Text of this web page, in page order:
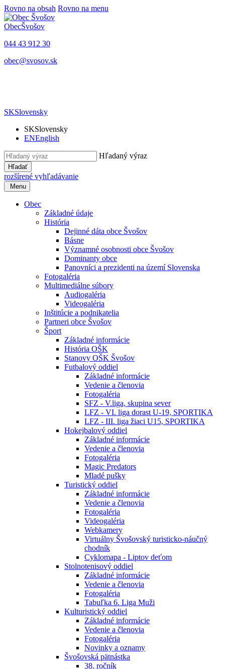
Rovno na obsah Rovno na menu
ObecŠvošov
044 43 912 30
obec@svosov.sk
SKSlovensky
SKSlovensky
ENEnglish
Hľadaný výraz
Hľadať
rozšírené vyhľadávanie
Menu
Obec
Základné údaje
História
Dejinné dáta obce Švošov
Básne
Významné osobnosti obce Švošov
Dominanty obce
Panovníci a prezidenti na území Slovenska
Fotogaléria
Multimediálne súbory
Audiogaléria
Videogaléria
Inštitúcie a podnikatelia
Partneri obce Švošov
Šport
Základné informácie
História OŠK
Stanovy OŠK Švošov
Futbalový oddiel
Základné informácie
Vedenie a členovia
Fotogaléria
SFZ - V.liga, skupina sever
LFZ - VI. liga dorast U-19, SPORTIKA
LFZ - III. liga žiaci U15, SPORTIKA
Hokejbalový oddiel
Základné informácie
Vedenie a členovia
Fotogaléria
Magic Predators
Mladé pušky
Turistický oddiel
Základné informácie
Vedenie a členovia
Fotogaléria
Videogaléria
Webkamery
Virtuálny Švošovský turisticko-náučný
chodník
Cyklomapa - Liptov deťom
Stolnotenisový oddiel
Základné informácie
Vedenie a členovia
Fotogaléria
Tabuľka 6. Liga Muži
Kulturistický oddiel
Základné informácie
Vedenie a členovia
Fotogaléria
Novinky a oznamy
Švošovská pätnástka
38. ročník